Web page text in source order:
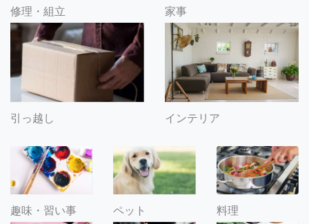
修理・組立 家事
引っ越し インテリア
趣味・習い事 ペット 料理